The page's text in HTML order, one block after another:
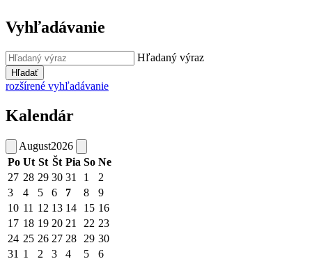
Vyhľadávanie
Hľadaný výraz
Hľadať
rozšírené vyhľadávanie
Kalendár
August2026
Po Ut St Št Pia So Ne
27 28 29 30 31 1
2
3
4 5 6 7 8
9
10 11 12 13 14 15 16
17 18 19 20 21 22 23
24 25 26 27 28 29 30
31 1 2 3 4 5 6